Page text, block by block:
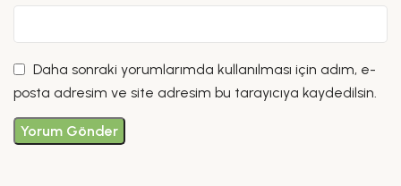
Daha sonraki yorumlarımda kullanılması için adım, e-
posta adresim ve site adresim bu tarayıcıya kaydedilsin.